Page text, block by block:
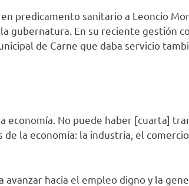
predicamento sanitario a Leoncio
gubernatura. En su reciente gestión
de Carne que daba servicio
economía. No puede haber [cuarta]
la economía: la industria, el
hacia el empleo digno y la